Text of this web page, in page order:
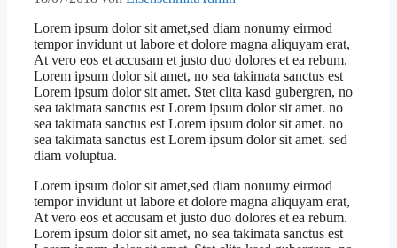
Lorem ipsum dolor sit amet,sed diam nonumy eirmod
tempor invidunt ut labore et dolore magna aliquyam erat,
At vero eos et accusam et justo duo dolores et ea rebum.
Lorem ipsum dolor sit amet, no sea takimata sanctus est
Lorem ipsum dolor sit amet. Stet clita kasd gubergren, no
sea takimata sanctus est Lorem ipsum dolor sit amet. no
sea takimata sanctus est Lorem ipsum dolor sit amet. no
sea takimata sanctus est Lorem ipsum dolor sit amet. sed
diam voluptua.
Lorem ipsum dolor sit amet,sed diam nonumy eirmod
tempor invidunt ut labore et dolore magna aliquyam erat,
At vero eos et accusam et justo duo dolores et ea rebum.
Lorem ipsum dolor sit amet, no sea takimata sanctus est